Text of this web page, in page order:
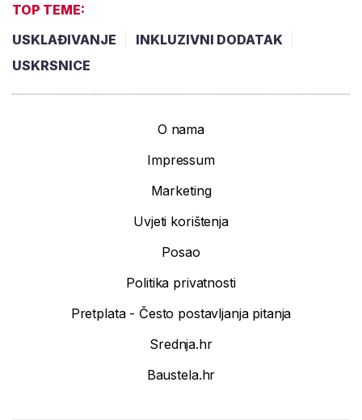
TOP TEME:
USKLAĐIVANJE
INKLUZIVNI DODATAK
USKRSNICE
O nama
Impressum
Marketing
Uvjeti korištenja
Posao
Politika privatnosti
Pretplata - Često postavljanja pitanja
Srednja.hr
Baustela.hr